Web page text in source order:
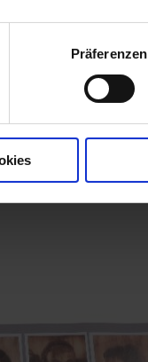
Präferenzen